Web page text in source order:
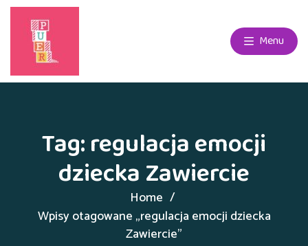
Menu
Tag:regulacja emocji
dziecka Zawiercie
Home
Wpisy otagowane „regulacja emocji dziecka
Zawiercie”